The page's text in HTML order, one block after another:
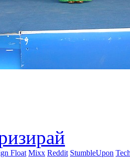
Float Mixx Reddit StumbleUpon